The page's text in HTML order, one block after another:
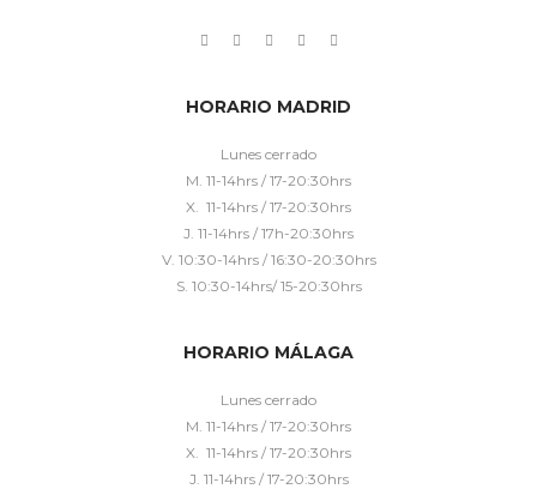
HORARIO MADRID
Lunes cerrado
M. 11-14hrs / 17-20:30hrs
X. 11-14hrs / 17-20:30hrs
J. 11-14hrs / 17h-20:30hrs
V. 10:30-14hrs / 16:30-20:30hrs
S. 10:30-14hrs/ 15-20:30hrs
HORARIO MÁLAGA
Lunes cerrado
M. 11-14hrs / 17-20:30hrs
X. 11-14hrs / 17-20:30hrs
J. 11-14hrs / 17-20:30hrs